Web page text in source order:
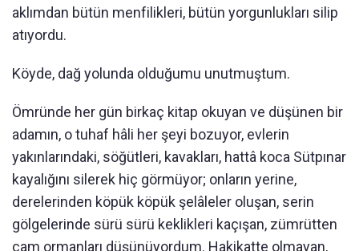
aklımdan bütün menfilikleri, bütün yorgunlukları silip
atıyordu.
Köyde, dağ yolunda olduğumu unutmuştum.
Ömründe her gün birkaç kitap okuyan ve düşünen bir
adamın, o tuhaf hâli her şeyi bozuyor, evlerin
yakınlarındaki, söğütleri, kavakları, hattâ koca Sütpınar
kayalığını silerek hiç görmüyor; onların yerine,
derelerinden köpük köpük şelâleler oluşan, serin
gölgelerinde sürü sürü keklikleri kaçışan, zümrütten
çam ormanları düşünüyordum. Hakikatte olmayan,